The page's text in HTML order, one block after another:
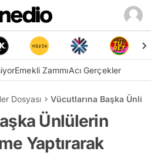
Emekli ZammıAcı Gerçekler
Dosyası Vücutlarına Başka
Ünlülerin
Yaptırarak